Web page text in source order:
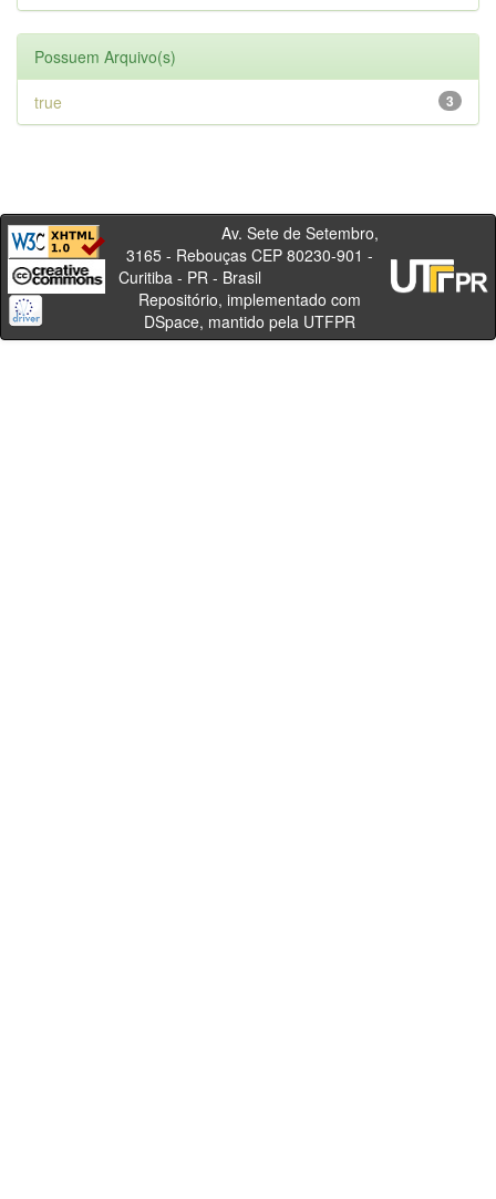
Possuem Arquivo(s)
3
true
Av. Sete de Setembro,
3165 - Rebouças CEP 80230-901 -
Curitiba - PR - Brasil
Repositório, implementado com
DSpace, mantido pela UTFPR